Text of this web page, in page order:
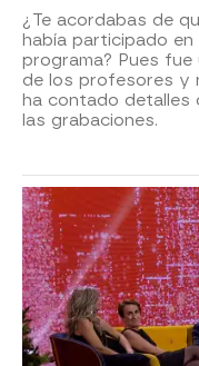
¿Te acordabas de
había participado
programa? Pues fue
de los profesores y
ha contado detalles
las grabaciones.